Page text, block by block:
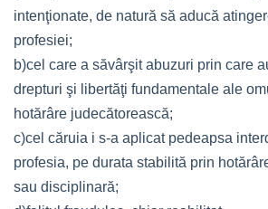
intenţionate, de natură să aducă
profesiei;
b)cel care a săvârşit abuzuri prin care
drepturi şi libertăţi fundamentale ale
hotărâre judecătorească;
c)cel căruia i s-a aplicat pedeapsa
profesia, pe durata stabilită prin
sau disciplinară;